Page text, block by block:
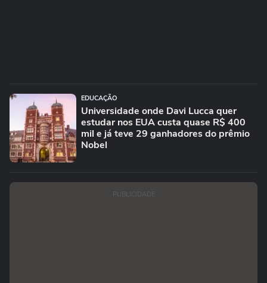
EDUCAÇÃO
Universidade onde Davi Lucca quer
estudar nos EUA custa quase R$ 400
mil e já teve 29 ganhadores do prêmio
Nobel
PUBLICIDADE